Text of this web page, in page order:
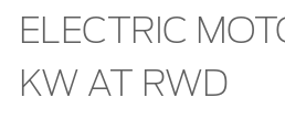
ELECTRIC
KW AT RWD